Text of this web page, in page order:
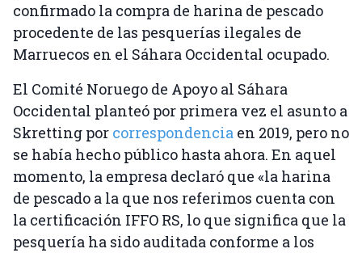
confirmado la compra de harina de pescado
procedente de las pesquerías ilegales de
Marruecos en el Sáhara Occidental ocupado.
El Comité Noruego de Apoyo al Sáhara
Occidental planteó por primera vez el asunto a
Skretting por correspondencia en 2019, pero no
se había hecho público hasta ahora. En aquel
momento, la empresa declaró que «la harina
de pescado a la que nos referimos cuenta con
la certificación IFFO RS, lo que significa que la
pesquería ha sido auditada conforme a los